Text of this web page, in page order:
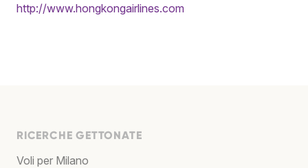
http://www.hongkongairlines.com
RICERCHE GETTONATE
Voli per Milano